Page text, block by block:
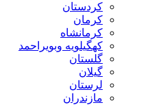
کردستان
کرمان
کرمانشاه
کهگیلویه وبویراحمد
گلستان
گیلان
لرستان
مازندران